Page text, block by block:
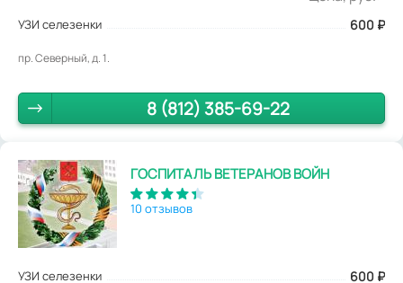
УЗИ селезенки 600 ₽
пр. Северный, д. 1.
8 (812) 385-69-22
ГОСПИТАЛЬ ВЕТЕРАНОВ ВОЙН
10 отзывов
УЗИ селезенки 600 ₽